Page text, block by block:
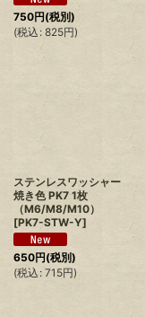
750円(税別)
(税込 : 825円)
ステンレスワッシャー
焼き色 PK7 1枚
（M6/M8/M10）
[PK7-STW-Y]
650円(税別)
(税込 : 715円)